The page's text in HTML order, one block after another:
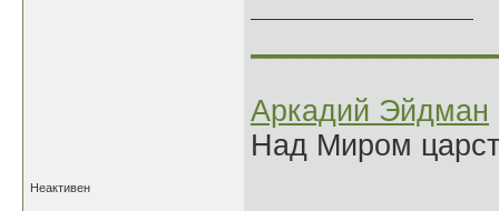
Аркадий Эйдман
Над Миром
Неактивен